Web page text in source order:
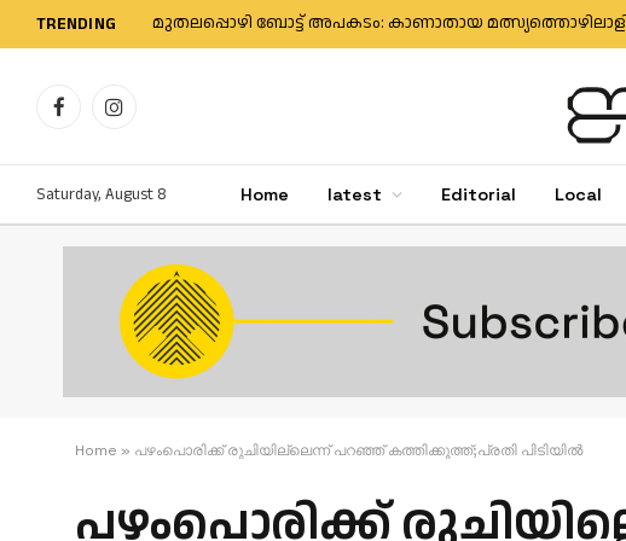
TRENDING
FacebookInstagram
Saturday, August 8 Home latest Editorial Local
Home » പഴംപൊരിക്ക് രുചിയില്ലെന്ന് പറഞ്ഞ് കത്തിക്കുത്ത്;പ്രതി പിടിയിൽ
പഴംപൊരിക്ക്